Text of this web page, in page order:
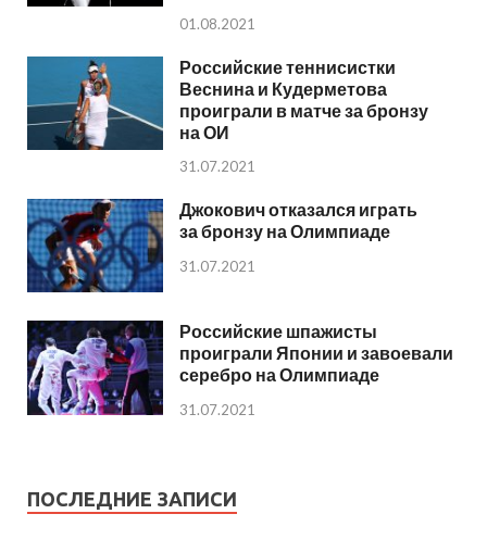
01.08.2021
Российские теннисистки
Веснина и Кудерметова
проиграли в матче за бронзу
на ОИ
31.07.2021
Джокович отказался играть
за бронзу на Олимпиаде
31.07.2021
Российские шпажисты
проиграли Японии и завоевали
серебро на Олимпиаде
31.07.2021
ПОСЛЕДНИЕ ЗАПИСИ